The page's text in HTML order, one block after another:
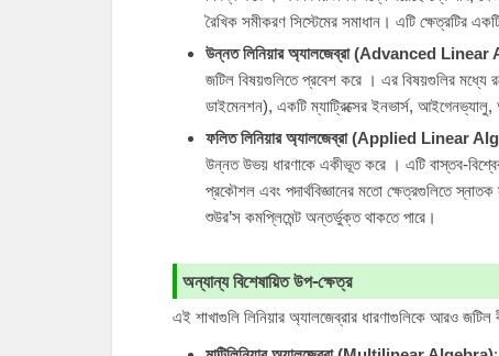
রৈখিক সমীকরণ সিস্টেমের সমাধান। এটি ক্ষেত্রটির
উন্নত লিনিয়ার অ্যালজেব্রা (Advanced
জটিল বিষয়গুলিতে প্রবেশ করে । এর বিষয়গুলির মধ্যে
ডাইমেনশন), একটি ম্যাট্রিক্সের ইনভার্স,
ফলিত লিনিয়ার অ্যালজেব্রা (Applied Linear
উন্নত উভয় ধারণাকে একীভূত করে । এটি বাস্তব-
প্রকৌশল এবং পদার্থবিজ্ঞানের মতো ক্ষেত্রগুলিতে
শুউর’স কমপ্লিমেন্ট অন্তর্ভুক্ত থাকতে পারে।
অন্যান্য বিশেষায়িত উপ-ক্ষেত্র
এই শাখাগুলি লিনিয়ার অ্যালজেব্রার ধারণাগুলিকে আরও জটিল